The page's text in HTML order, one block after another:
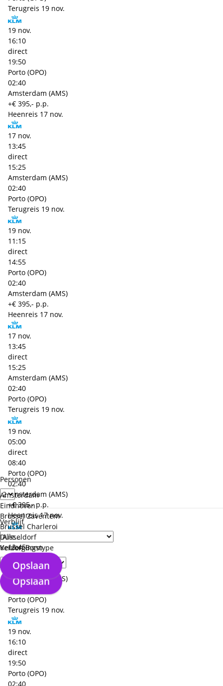
Personen
Verblijf
Verzorgingstype
Opslaan
Amsterdam
Eindhoven
Brussel Zaventem
Brussel Charleroi
Düsseldorf
Keulen Bonn
Opslaan
Terugreis 19 nov.
19 nov.
16:10
direct
19:50
Porto (OPO)
02:40
Amsterdam (AMS)
+€ 395,- p.p.
Heenreis 17 nov.
17 nov.
13:45
direct
15:25
Amsterdam (AMS)
02:40
Porto (OPO)
Terugreis 19 nov.
19 nov.
11:15
direct
14:55
Porto (OPO)
02:40
Amsterdam (AMS)
+€ 395,- p.p.
Heenreis 17 nov.
17 nov.
13:45
direct
15:25
Amsterdam (AMS)
02:40
Porto (OPO)
Terugreis 19 nov.
19 nov.
05:00
direct
08:40
Porto (OPO)
02:40
Amsterdam (AMS)
+€ 395,- p.p.
Heenreis 17 nov.
17 nov.
13:45
15:25
Amsterdam (AMS)
02:40
Porto (OPO)
Terugreis 19 nov.
19 nov.
16:10
direct
19:50
Porto (OPO)
02:40